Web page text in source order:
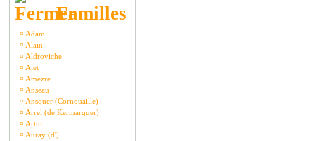
Familles
¤ Adam
¤ Alain
¤ Aldroviche
¤ Alet
¤ Amezre
¤ Anseau
¤ Ansquer (Cornouaille)
¤ Arrel (de Kermarquer)
¤ Artur
¤ Auray (d')